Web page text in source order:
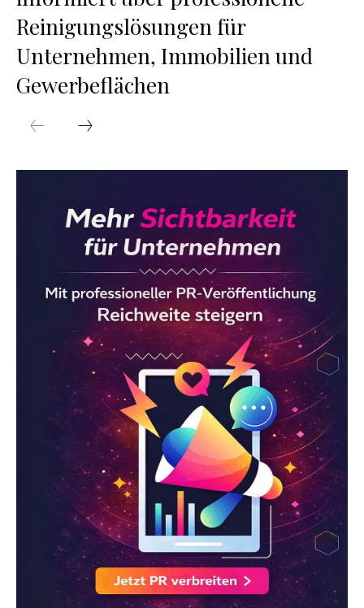
Reinigungslösungen für
Unternehmen, Immobilien und
Gewerbeflächen